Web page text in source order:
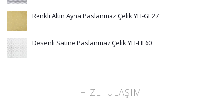
Renkli Altın Ayna Paslanmaz Çelik YH-GE27
Desenli Satine Paslanmaz Çelik YH-HL60
HIZLI ULAŞIM